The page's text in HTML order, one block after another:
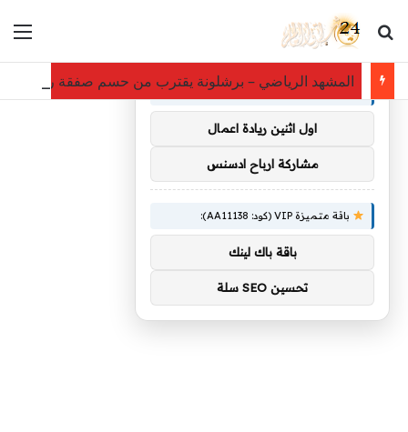
بحث عن
المشهد الرياضي – برشلونة يقترب من حسم صفقة
توصيات :
باقة متميزة VIP (كود: AA38045):
اول اثنين ريادة اعمال
مشاركة ارباح ادسنس
باقة متميزة VIP (كود: AA11138):
باقة باك لينك
تحسين SEO سلة